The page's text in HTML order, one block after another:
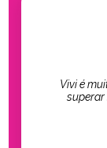
Vivi é
superar